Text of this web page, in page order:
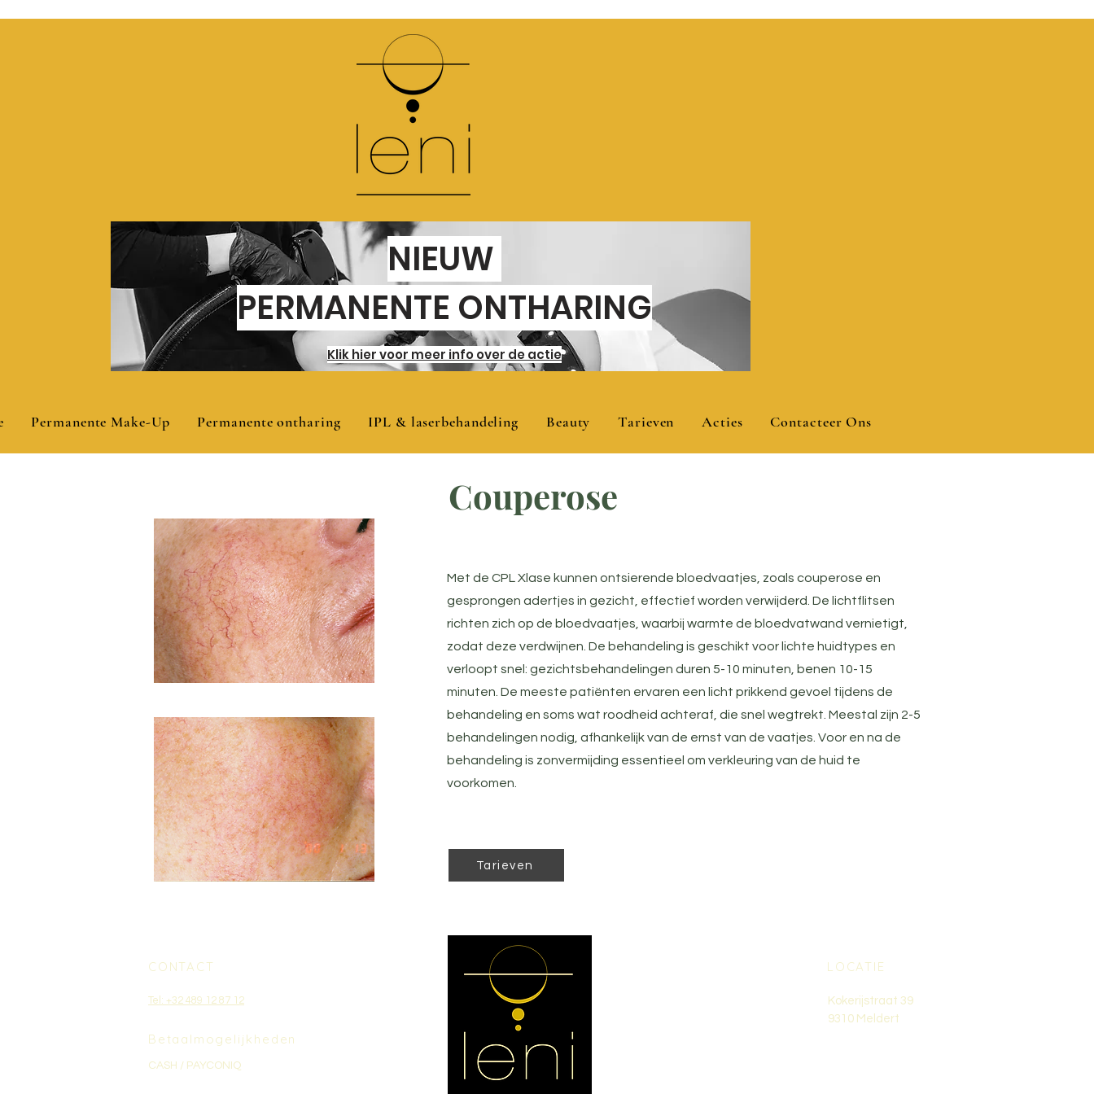
Permanente Make-Up Permanente ontharing IPL & laserbehandeling Beauty Tarieven Acties Contacteer Ons
NIEUW
PERMANENTE ONTHARING
Klik hier voor meer info over de actie
Couperose
Met de CPL Xlase kunnen ontsierende bloedvaatjes, zoals couperose en
gesprongen adertjes in gezicht, effectief worden verwijderd. De lichtflitsen
richten zich op de bloedvaatjes, waarbij warmte de bloedvatwand vernietigt,
zodat deze verdwijnen. De behandeling is geschikt voor lichte huidtypes en
verloopt snel: gezichtsbehandelingen duren 5-10 minuten, benen 10-15
minuten. De meeste patiënten ervaren een licht prikkend gevoel tijdens de
behandeling en soms wat roodheid achteraf, die snel wegtrekt. Meestal zijn 2-5
behandelingen nodig, afhankelijk van de ernst van de vaatjes. Voor en na de
behandeling is zonvermijding essentieel om verkleuring van de huid te
voorkomen.
Tarieven
CONTACT
Tel: +32 489 12 87 12
Betaalmogelijkheden
CASH / PAYCONIQ
LOCATIE
Kokerijstraat 39
9310 Meldert